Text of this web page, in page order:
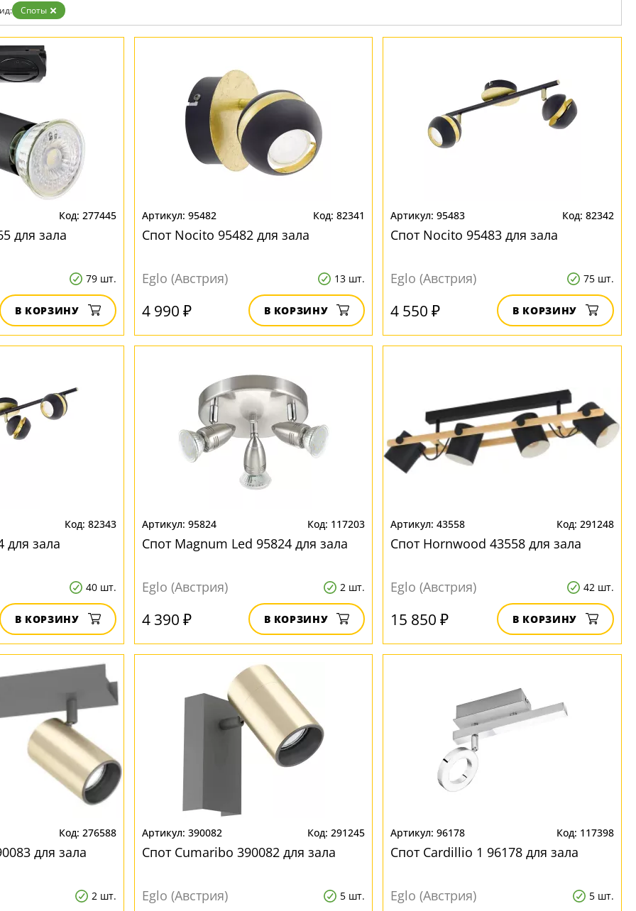
Споты
277445
для зала
79 шт.
В КОРЗИНУ
95482 82341
Спот Nocito 95482 для зала
Eglo (Австрия) 13 шт.
4 990 ₽ В КОРЗИНУ
95483 82342
Спот Nocito 95483 для зала
Eglo (Австрия) 75 шт.
4 550 ₽ В КОРЗИНУ
82343
для зала
40 шт.
В КОРЗИНУ
95824 117203
Спот Magnum Led 95824 для зала
Eglo (Австрия) 2 шт.
4 390 ₽ В КОРЗИНУ
43558 291248
Спот Hornwood 43558 для зала
Eglo (Австрия) 42 шт.
15 850 ₽ В КОРЗИНУ
276588
для зала
2 шт.
390082 291245
Спот Cumaribo 390082 для зала
Eglo (Австрия) 5 шт.
96178 117398
Спот Cardillio 1 96178 для зала
Eglo (Австрия) 5 шт.